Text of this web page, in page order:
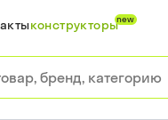
конструкторыnew